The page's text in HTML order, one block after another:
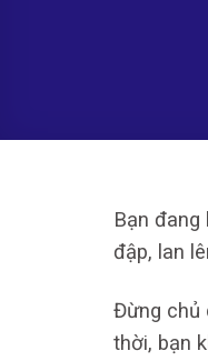
Bạn
đập, lan
Đừng chủ
thời, bạn